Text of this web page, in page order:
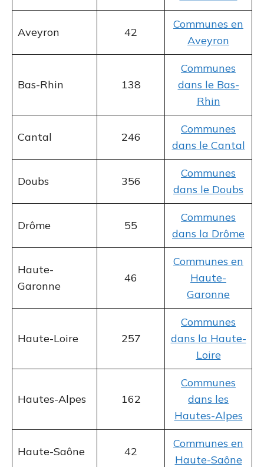
Aveyron 42
Communes en
Aveyron
Bas-Rhin 138
Communes
dans le Bas-
Rhin
Cantal 246
Communes
dans le Cantal
Doubs 356
Communes
dans le Doubs
Drôme 55
Communes
dans la Drôme
Haute-
Garonne
46
Communes en
Haute-
Garonne
Haute-Loire 257
Communes
dans la Haute-
Loire
Hautes-Alpes 162
Communes
dans les
Hautes-Alpes
Haute-Saône 42
Communes en
Haute-Saône